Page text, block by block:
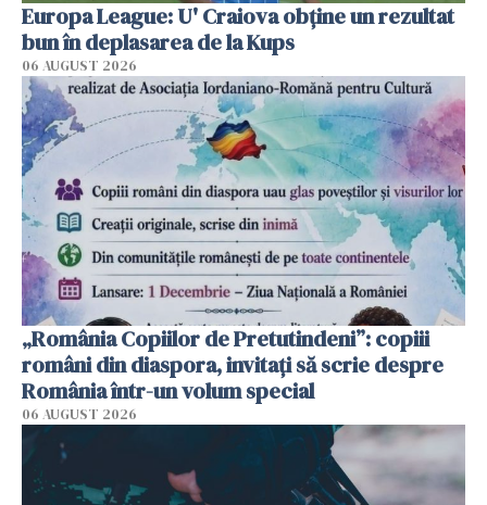
Europa League: U' Craiova obține un rezultat
bun în deplasarea de la Kups
06 AUGUST 2026
„România Copiilor de Pretutindeni”: copiii
români din diaspora, invitați să scrie despre
România într-un volum special
06 AUGUST 2026